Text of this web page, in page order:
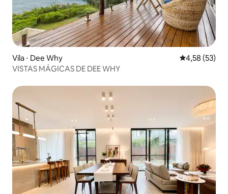
Vila ⋅ Dee Why 4,58 de uma
4,58 (53)
VISTAS MÁGICAS DE DEE WHY